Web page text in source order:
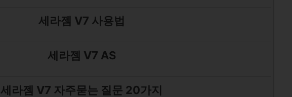
세라젬 V7 사용법
세라젬 V7 AS
세라젬 V7 자주묻는 질문 20가지